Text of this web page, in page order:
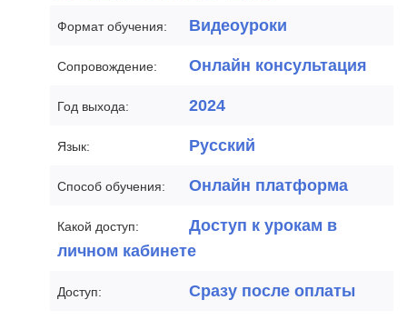
Формат обучения: Видеоуроки
Сопровождение: Онлайн консультация
Год выхода: 2024
Язык: Русский
Способ обучения: Онлайн платформа
Какой доступ:
Доступ к урокам в
личном кабинете
Доступ: Сразу после оплаты